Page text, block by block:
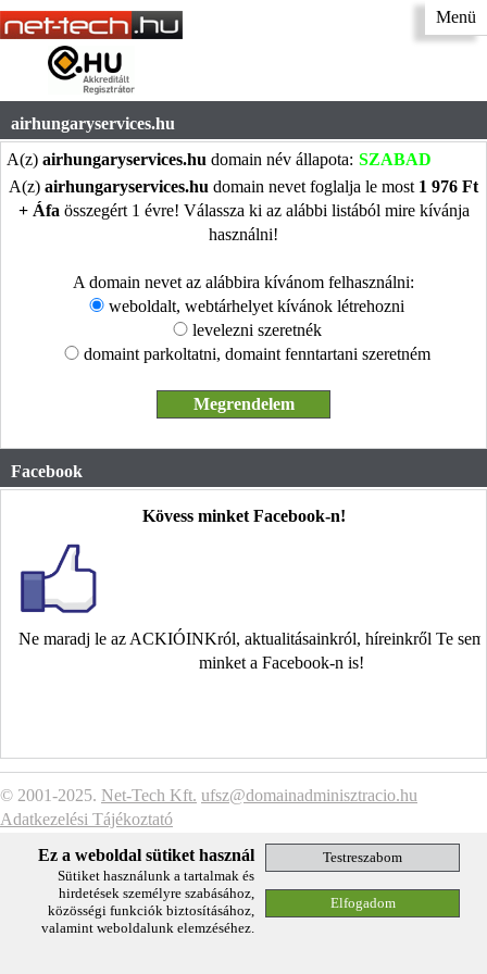
Menü
airhungaryservices.hu
A(z) airhungaryservices.hu domain név állapota: SZABAD
A(z) airhungaryservices.hu domain nevet foglalja le most 1 976 Ft
+ Áfa összegért 1 évre! Válassza ki az alábbi listából mire kívánja
használni!
A domain nevet az alábbira kívánom felhasználni:
weboldalt, webtárhelyet kívánok létrehozni
levelezni szeretnék
domaint parkoltatni, domaint fenntartani szeretném
Facebook
Kövess minket Facebook-n!
Ne maradj le az ACKIÓINKról, aktualitásainkról, híreinkről Te
minket a Facebook-n is!
© 2001-2025. Net-Tech Kft. ufsz@domainadminisztracio.hu
Adatkezelési Tájékoztató
Ez a weboldal sütiket használ
Sütiket használunk a tartalmak és
hirdetések személyre szabásához,
közösségi funkciók biztosításához,
valamint weboldalunk elemzéséhez.